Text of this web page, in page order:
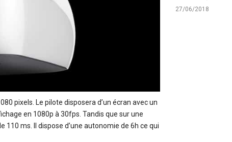
pixels. Le pilote disposera d’un écran avec un
en 1080p à 30fps. Tandis que sur une
110 ms. Il dispose d’une autonomie de 6h ce qui
27/06/2018